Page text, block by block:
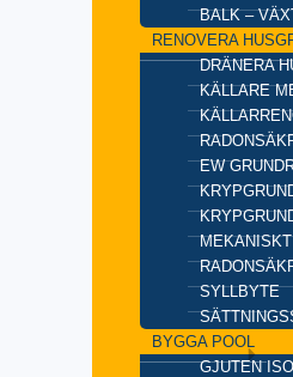
BALK –
RENOVERA
DRÄNERA
KÄLLARE
EW
SYLLBYTE
BYGGA POOL
GJUTEN